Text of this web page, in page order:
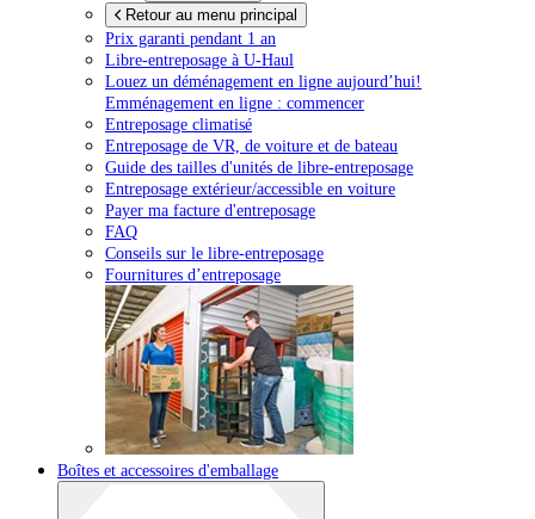
Retour au menu principal
Prix garanti pendant 1 an
Libre-entreposage à U-Haul
Louez un déménagement en ligne aujourd’hui!
Emménagement en ligne : commencer
Entreposage climatisé
Entreposage de VR, de voiture et de bateau
Guide des tailles d'unités de libre-entreposage
Entreposage extérieur/accessible en voiture
Payer ma facture d'entreposage
FAQ
Conseils sur le libre-entreposage
Fournitures d’entreposage
Boîtes et accessoires d'emballage